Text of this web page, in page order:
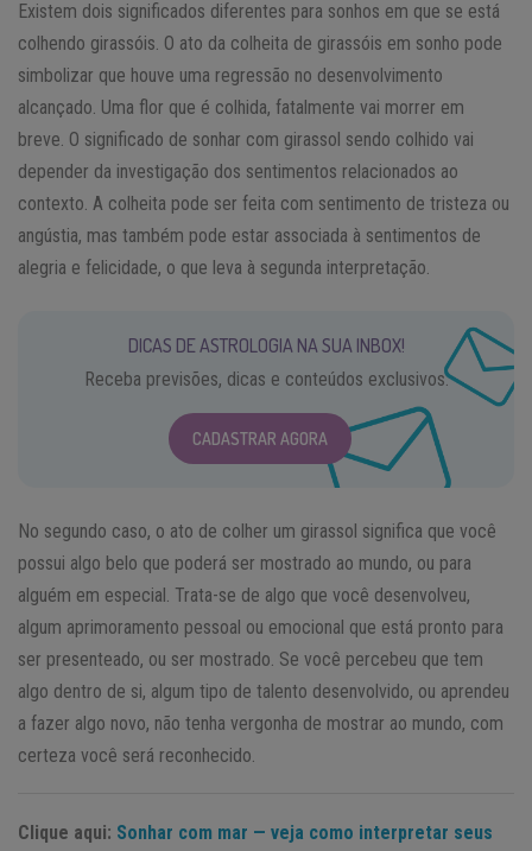
Existem dois significados diferentes para sonhos em que se está
colhendo girassóis. O ato da colheita de girassóis em sonho pode
simbolizar que houve uma regressão no desenvolvimento
alcançado. Uma flor que é colhida, fatalmente vai morrer em
breve. O significado de sonhar com girassol sendo colhido vai
depender da investigação dos sentimentos relacionados ao
contexto. A colheita pode ser feita com sentimento de tristeza ou
angústia, mas também pode estar associada à sentimentos de
alegria e felicidade, o que leva à segunda interpretação.
DICAS DE ASTROLOGIA NA SUA INBOX!
Receba previsões, dicas e conteúdos exclusivos.
CADASTRAR AGORA
No segundo caso, o ato de colher um girassol significa que você
possui algo belo que poderá ser mostrado ao mundo, ou para
alguém em especial. Trata-se de algo que você desenvolveu,
algum aprimoramento pessoal ou emocional que está pronto para
ser presenteado, ou ser mostrado. Se você percebeu que tem
algo dentro de si, algum tipo de talento desenvolvido, ou aprendeu
a fazer algo novo, não tenha vergonha de mostrar ao mundo, com
certeza você será reconhecido.
Clique aqui: Sonhar com mar — veja como interpretar seus